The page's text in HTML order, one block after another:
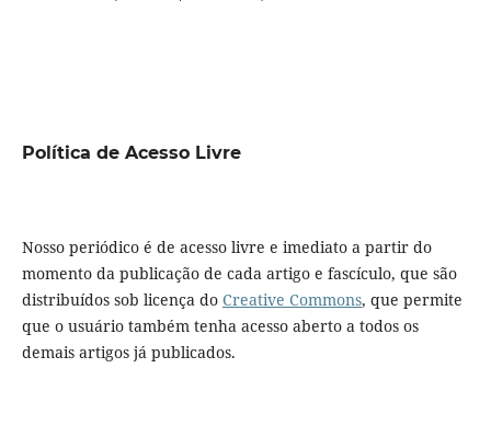
Política de Acesso Livre
Nosso periódico é de acesso livre e imediato a partir do
momento da publicação de cada artigo e fascículo, que são
distribuídos sob licença do Creative Commons, que permite
que o usuário também tenha acesso aberto a todos os
demais artigos já publicados.